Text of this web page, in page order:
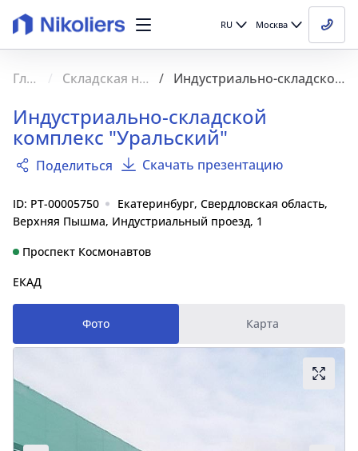
RU Москва
Главная Складская недвижимость Индустриально-складской комплекс "Уральский"
Индустриально-складской
комплекс "Уральский"
Поделиться Скачать презентацию
ID: PT-00005750
Екатеринбург, Свердловская область,
Верхняя Пышма, Индустриальный проезд, 1
Проспект Космонавтов
ЕКАД
Фото Карта